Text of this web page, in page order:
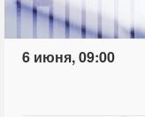
6 июня, 09:00